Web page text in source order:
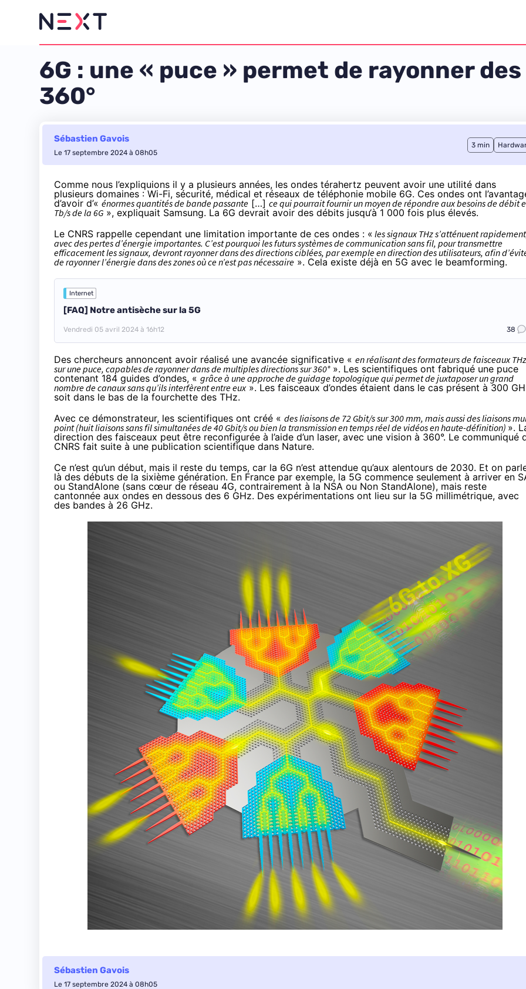
6G : une « puce » permet de rayonner
360°
Sébastien Gavois
Le 17 septembre 2024 à 08h05
3 min
Comme nous l’expliquions il y a plusieurs années, les ondes térahertz peuvent avoir une utilité dans
plusieurs domaines : Wi-Fi, sécurité, médical et réseaux de téléphonie mobile 6G. Ces ondes ont
d’avoir d’« énormes quantités de bande passante […] ce qui pourrait fournir un moyen de répondre aux besoins de débit
Tb/s de la 6G », expliquait Samsung. La 6G devrait avoir des débits jusqu‘à 1 000 fois plus élevés.
Le CNRS rappelle cependant une limitation importante de ces ondes : « les signaux THz s’atténuent
avec des pertes d’énergie importantes. C’est pourquoi les futurs systèmes de communication sans fil, pour transmettre
efficacement les signaux, devront rayonner dans des directions ciblées, par exemple en direction des utilisateurs, afin
de rayonner l’énergie dans des zones où ce n’est pas nécessaire ». Cela existe déjà en 5G avec le beamforming.
Internet
[FAQ] Notre antisèche sur la 5G
Vendredi 05 avril 2024 à 16h12 38
Des chercheurs annoncent avoir réalisé une avancée significative « en réalisant des formateurs de faisceaux THz
sur une puce, capables de rayonner dans de multiples directions sur 360°». Les scientifiques ont fabriqué une puce
contenant 184 guides d’ondes, « grâce à une approche de guidage topologique qui permet de juxtaposer un grand
nombre de canaux sans qu’ils interfèrent entre eux». Les faisceaux d’ondes étaient dans le cas présent à 300
soit dans le bas de la fourchette des THz.
Avec ce démonstrateur, les scientifiques ont créé « des liaisons de 72 Gbit/s sur 300 mm, mais aussi des liaisons
point (huit liaisons sans fil simultanées de 40 Gbit/s ou bien la transmission en temps réel de vidéos en haute-définition) ».
direction des faisceaux peut être reconfigurée à l’aide d’un laser, avec une vision à 360°. Le communiqué
CNRS fait suite à une publication scientifique dans Nature.
Ce n’est qu’un début, mais il reste du temps, car la 6G n’est attendue qu’aux alentours de 2030. Et on
là des débuts de la sixième génération. En France par exemple, la 5G commence seulement à arriver en
ou StandAlone (sans cœur de réseau 4G, contrairement à la NSA ou Non StandAlone), mais reste
cantonnée aux ondes en dessous des 6 GHz. Des expérimentations ont lieu sur la 5G millimétrique, avec
des bandes à 26 GHz.
Sébastien Gavois
Le 17 septembre 2024 à 08h05